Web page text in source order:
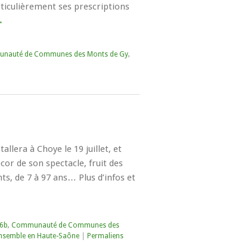
ses prescriptions
de Communes des Monts de Gy,
à Choye le 19 juillet, et
de son spectacle, fruit des
de 7 à 97 ans… Plus d’infos et
,Communauté de Communes des
en Haute-Saône Permaliens